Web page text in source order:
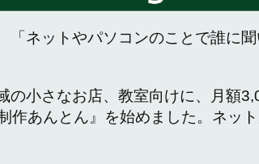
「ネットやパソコンのことで誰に
の小さなお店、教室向けに、月額
作あんとん』を始めました。ネッ